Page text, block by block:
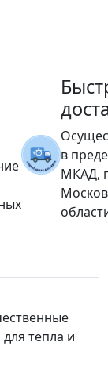
в
МКАД,
тепла и